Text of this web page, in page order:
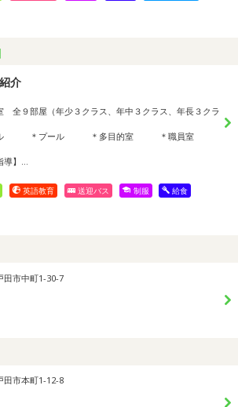
介
全９部屋（年少３クラス、年中３クラス、年長３クラ
ル ＊プール ＊多目的室 ＊職員室
導】…
英語教育 送迎バス 制服 給食
田市中町1-30-7
田市本町1-12-8